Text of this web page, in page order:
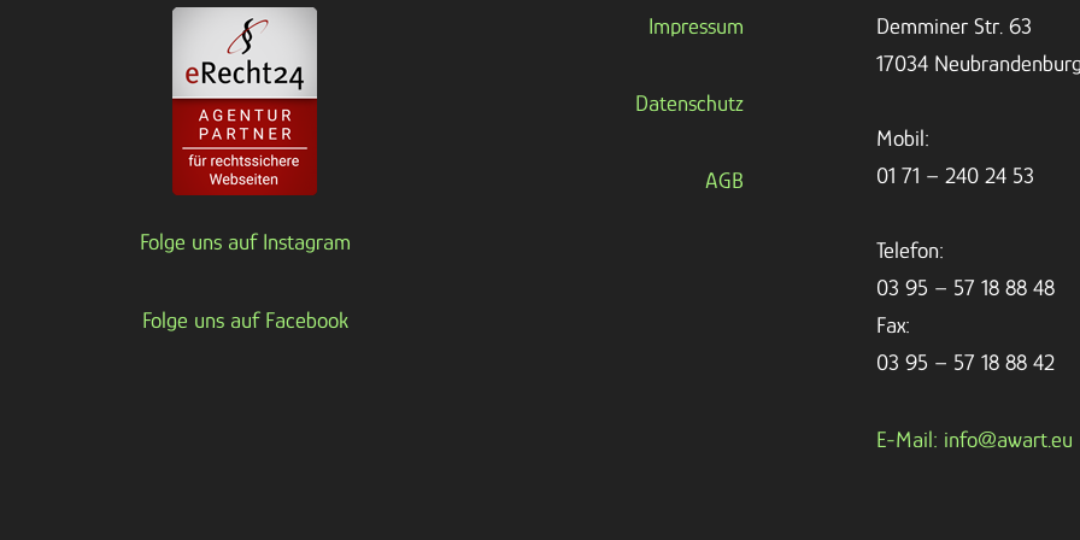
Folge uns auf Instagram
Folge uns auf Facebook
Impressum
Datenschutz
AGB
Demminer Str. 63
17034
Mobil:
01 71 – 240 24 53
Telefon:
03 95 – 57 18 88 48
Fax:
03 95 – 57 18 88 42
E-Mail: info@awart.eu